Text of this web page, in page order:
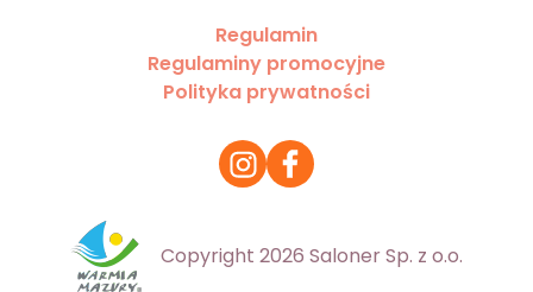
Regulamin
Regulaminy promocyjne
Polityka prywatności
Copyright 2026 Saloner Sp. z o.o.